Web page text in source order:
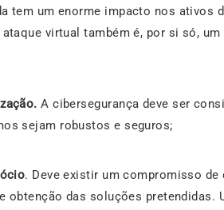
um enorme impacto nos ativos
virtual também é, por si só,
A cibersegurança deve ser
sejam robustos e seguros;
. Deve existir um compromisso
das soluções